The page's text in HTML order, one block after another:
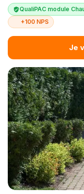
QualiPAC module
+100 NPS
Je